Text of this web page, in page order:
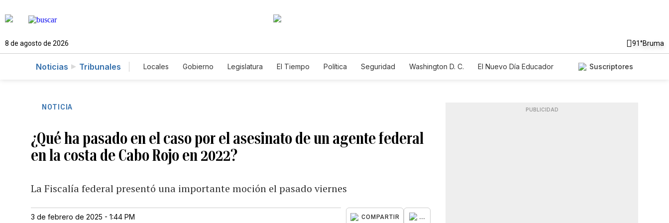
8 de agosto de 2026 91°Bruma
Noticias Tribunales Locales Gobierno Legislatura El Tiempo Política Seguridad Washington D. C.
El Nuevo Día Educador
Suscriptores
NOTICIA
¿Qué ha pasado en el caso por el asesinato de un agente federal
en la costa de Cabo Rojo en 2022?
La Fiscalía federal presentó una importante moción el pasado viernes
3 de febrero de 2025 - 1:44 PM COMPARTIR ...
PUBLICIDAD